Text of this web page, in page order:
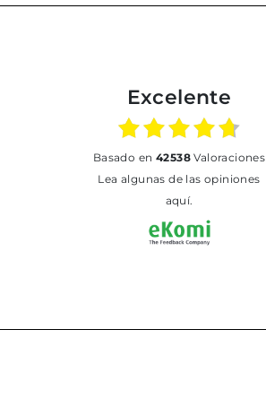
Excelente
basado en 42538Valoraciones
Lea algunas de las opiniones
aquí.